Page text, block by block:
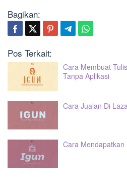
Bagikan:
Pos Terkait:
Cara Membuat
Tanpa Aplikasi
Cara Jualan Di
Cara Mendapatkan